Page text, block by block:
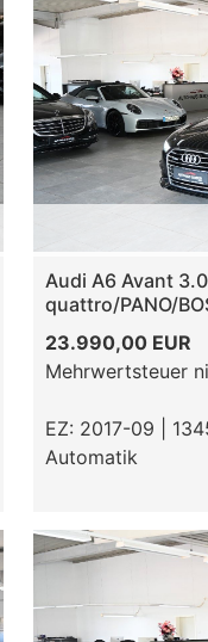
Audi A6 Avant
quattro/PANO/
23.990,00 EUR
Mehrwertsteuer
EZ: 2017-09 |
Automatik